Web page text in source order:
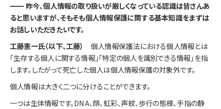
━━ 昨今、個人情報の取り扱いが厳しくなっている認識は皆さんあ
ると思いますが、そもそも個人情報保護に関する基本知識をまずは
お話しいただきたいです。
工藤憲一氏（以下、工藤） 個人情報保護法における個人情報とは
「生存する個人に関する情報」「特定の個人を識別できる情報」を指
します。したがって死亡した個人は個人情報保護の対象外です。
個人情報は大きく二つに分けることができます。
一つは生体情報です。DNA、顔、虹彩、声紋、歩行の態様、手指の静